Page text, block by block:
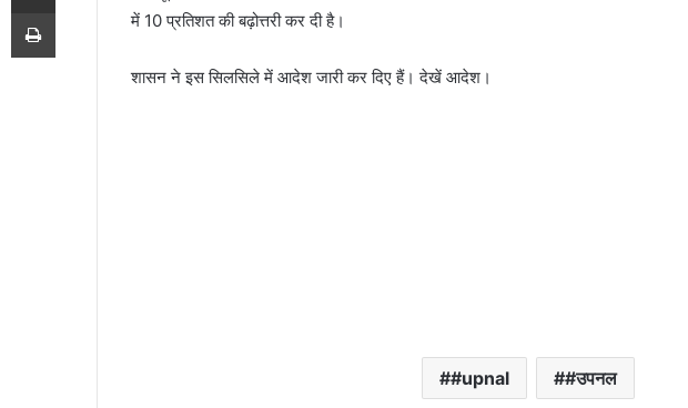
e
a
में 10 प्रतिशत की बढ़ोत्तरी कर दी है।
शासन ने इस सिलसिले में आदेश जारी कर दिए हैं। देखें आदेश।
#upnal #उपनल